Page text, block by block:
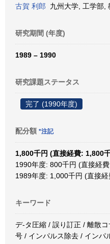
古賀 利郎 九州大学, 工学部,
研究期間 (年度)
1989 – 1990
研究課題ステータス
完了 (1990年度)
配分額 *注記
1,800千円 (直接経費: 1,800
1990年度: 800千円 (直接経
1989年度: 1,000千円 (直接
キーワード
デ-タ圧縮 / 誤り訂正 / 離散
号 / インパルス除去 / インパ